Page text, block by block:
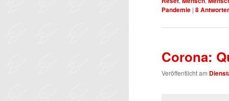
Pandemie | 8
Corona:
Veröffentlicht am